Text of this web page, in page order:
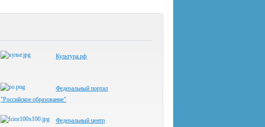
Культура.рф
Федеральный портал
"Российское образование"
Федеральный центр